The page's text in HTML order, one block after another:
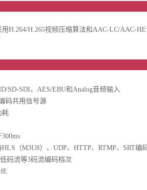
H.264/H.265视频压缩算法和AAC-LC/AAC-
SD-SDI、AES/EBU和Analog音频输入
码共用信号源
耗
（M3U8）、UDP、HTTP、RTMP、SRT编
码流等3码流编码档次